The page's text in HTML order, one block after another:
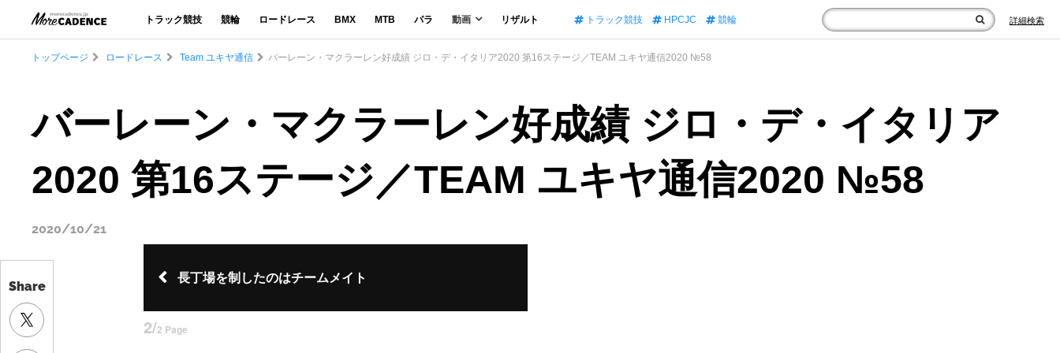
トラック競技 競輪 ロードレース BMX MTB パラ 動画 リザルト トラック競技 HPCJC 競輪 詳細検索
Share
トップページ ロードレース Team ユキヤ通信 バーレーン・マクラーレン好成績 ジロ・デ・イタリア2020 第16ステージ／TEAM ユキヤ通信2020 №58
バーレーン・マクラーレン好成績 ジロ・デ・イタリア
2020 第16ステージ／TEAM ユキヤ通信2020 №58
2020/10/21
長丁場を制したのはチームメイト
2/2 Page